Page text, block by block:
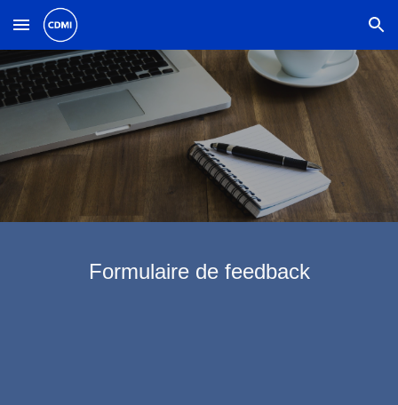
Skip to main content Skip to navigation
Formulaire de feedback